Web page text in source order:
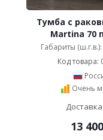
Тумба с
Martina 70
Габариты
Код товара:
Очень
13 400